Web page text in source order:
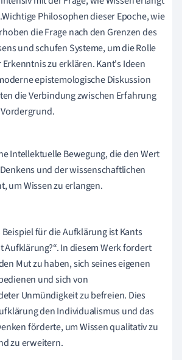
Philosophen dieser Epoche, wie
die Frage nach den Grenzen des
und schufen Systeme, um die Rolle
zu erklären. Kant's Ideen
epistemologische Diskussion
die Verbindung zwischen Erfahrung
Intellektuelle Bewegung, die den Wert
und der wissenschaftlichen
um Wissen zu erlangen.
für die Aufklärung ist Kants
Aufklärung?“. In diesem Werk fordert
Mut zu haben, sich seines eigenen
und sich von
Unmündigkeit zu befreien. Dies
den Individualismus und das
förderte, um Wissen qualitativ zu
zu erweitern.